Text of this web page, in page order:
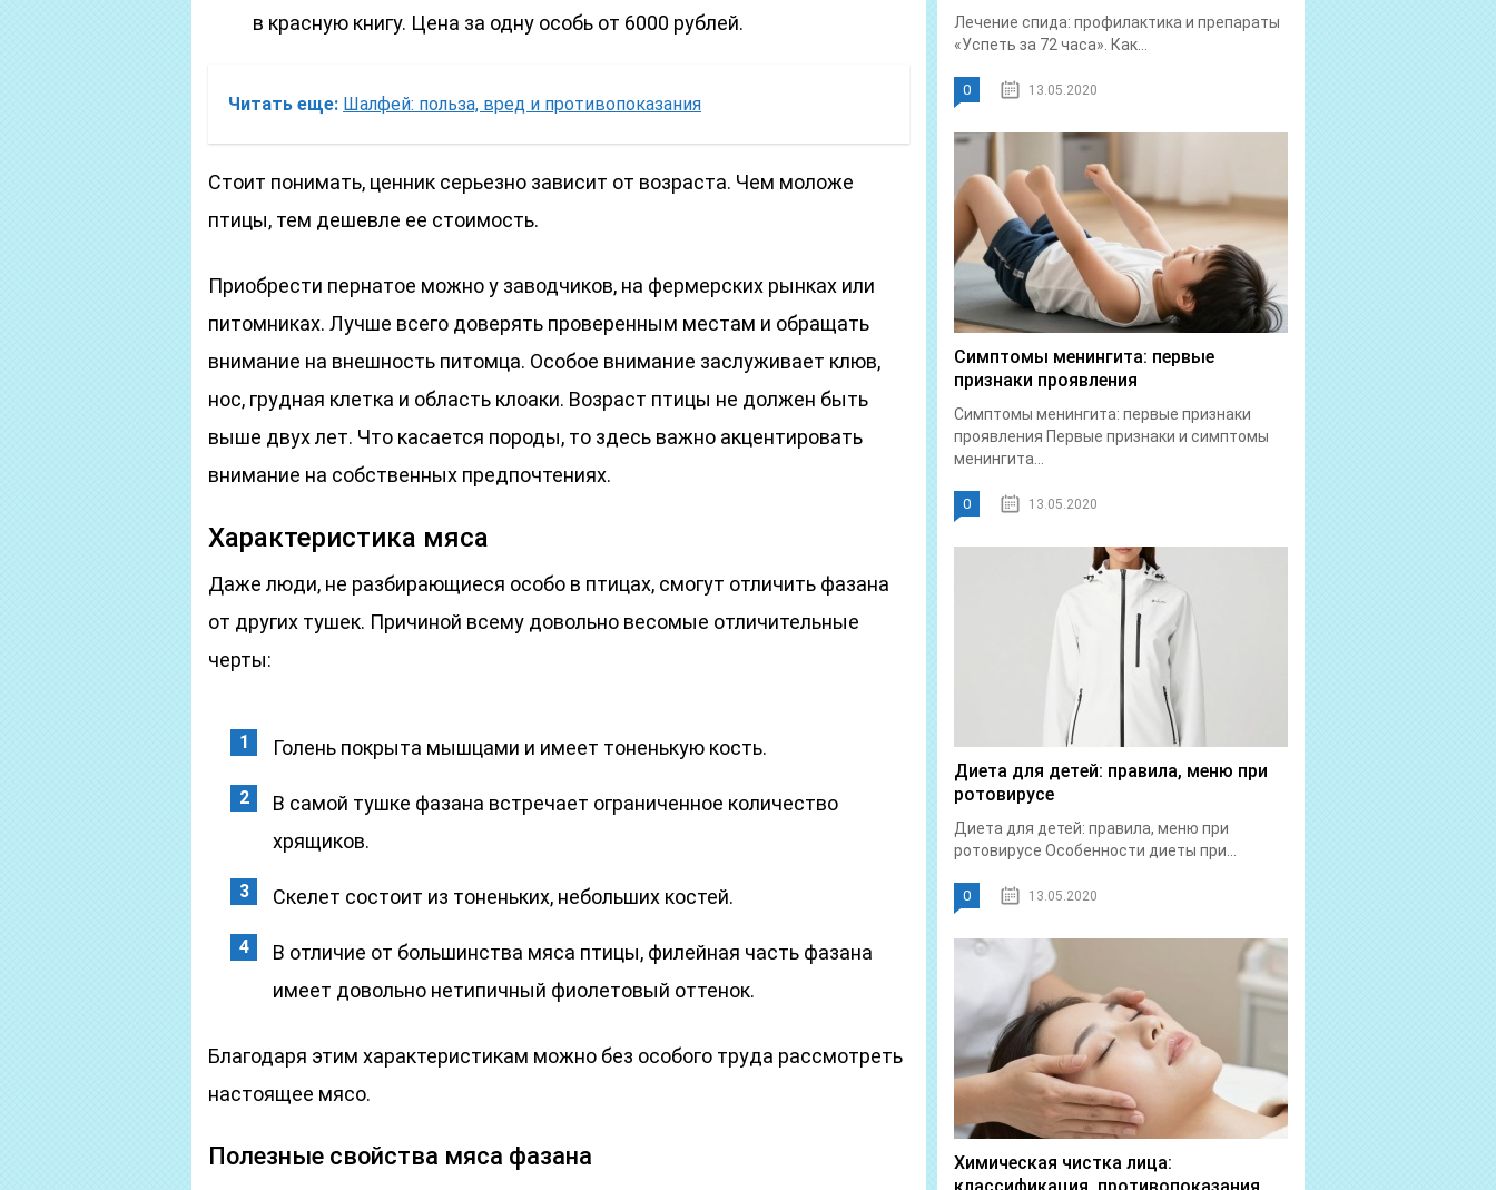
в красную книгу. Цена за одну особь от 6000 рублей.
Читать еще: Шалфей: польза, вред и противопоказания
Стоит понимать, ценник серьезно зависит от возраста. Чем моложе
птицы, тем дешевле ее стоимость.
Приобрести пернатое можно у заводчиков, на фермерских рынках или
питомниках. Лучше всего доверять проверенным местам и обращать
внимание на внешность питомца. Особое внимание заслуживает клюв,
нос, грудная клетка и область клоаки. Возраст птицы не должен быть
выше двух лет. Что касается породы, то здесь важно акцентировать
внимание на собственных предпочтениях.
Характеристика мяса
Даже люди, не разбирающиеся особо в птицах, смогут отличить фазана
от других тушек. Причиной всему довольно весомые отличительные
черты:
Голень покрыта мышцами и имеет тоненькую кость.
В самой тушке фазана встречает ограниченное количество
хрящиков.
Скелет состоит из тоненьких, небольших костей.
В отличие от большинства мяса птицы, филейная часть фазана
имеет довольно нетипичный фиолетовый оттенок.
Благодаря этим характеристикам можно без особого труда рассмотреть
настоящее мясо.
Полезные свойства мяса фазана
Лечение спида: профилактика и препараты
«Успеть за 72 часа». Как...
0 13.05.2020
Симптомы менингита: первые
признаки проявления
Симптомы менингита: первые признаки
проявления Первые признаки и симптомы
менингита...
0 13.05.2020
Диета для детей: правила, меню при
ротовирусе
Диета для детей: правила, меню при
ротовирусе Особенности диеты при...
0 13.05.2020
Химическая чистка лица: